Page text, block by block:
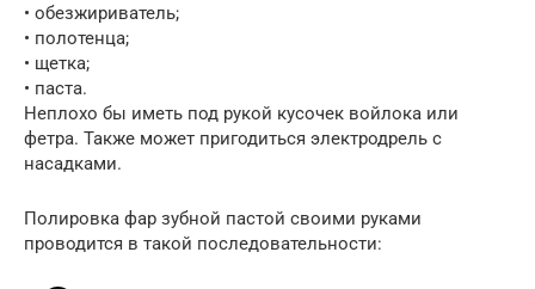
• обезжириватель;
• полотенца;
• щетка;
• паста.
Неплохо бы иметь под рукой кусочек войлока или
фетра. Также может пригодиться электродрель с
насадками.
Полировка фар зубной пастой своими руками
проводится в такой последовательности: